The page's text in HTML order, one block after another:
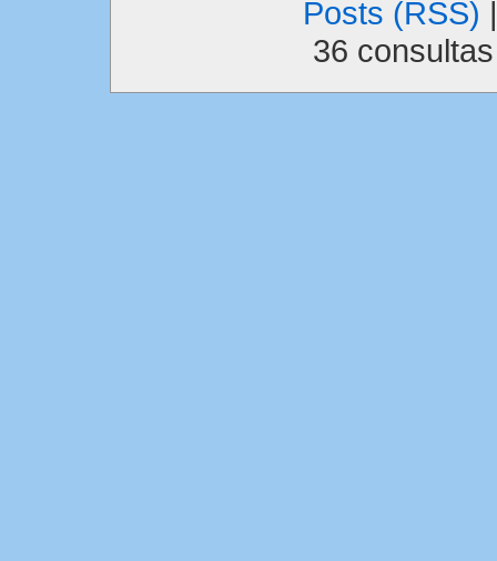
Posts (RSS)
36